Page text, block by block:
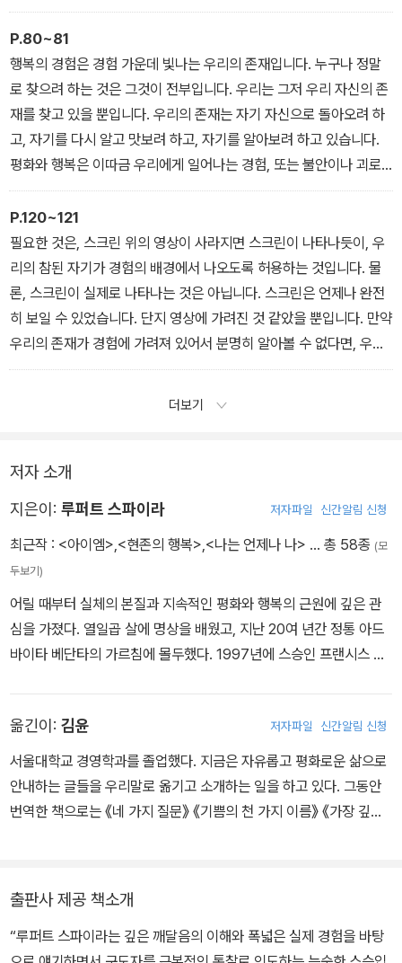
동입니다. 이 앎은 어떤 특별한 사람들에게만 다가갈 특권이 주어지
는 영적이거나 형이상학적이거나 깨달은 앎이 아닙니다. 그것은 평범
하고 친밀하고 익숙한 앎이며, 우리는 이 앎으로 현재 경험을 인식합
니다. 우리가 ‘나’ 또는 ‘나 자신’이라고 말할 때 가리키는 것은 바로
이것입니다.
P.80~81
행복의 경험은 경험 가운데 빛나는 우리의 존재입니다. 누구나 정말
로 찾으려 하는 것은 그것이 전부입니다. 우리는 그저 우리 자신의 존
재를 찾고 있을 뿐입니다. 우리의 존재는 자기 자신으로 돌아오려 하
고, 자기를 다시 알고 맛보려 하고, 자기를 알아보려 하고 있습니다.
평화와 행복은 이따금 우리에게 일어나는 경험, 또는 불안이나 괴로
움과 번갈아 나타나는 경험이 아닙니다. 평화와 행복은 경험의 내용
에 가려질 수는 있지만, 한순간도 사라진 적이 없습니다. 평화와 행복
은 우리 참된 자기의 성질인 것도 아닙니다. 평화와 행복이 바로 우리
자신입니다. 평화와 행복을 경험할 때마다 우리는 우리의 존재가 빛
나는 것을 경험합니다.
P.120~121
필요한 것은, 스크린 위의 영상이 사라지면 스크린이 나타나듯이, 우
리의 참된 자기가 경험의 배경에서 나오도록 허용하는 것입니다. 물
론, 스크린이 실제로 나타나는 것은 아닙니다. 스크린은 언제나 완전
히 보일 수 있었습니다. 단지 영상에 가려진 것 같았을 뿐입니다. 만약
우리의 존재가 경험에 가려져 있어서 분명히 알아볼 수 없다면, 우리
가 할 일은 경험의 내용에 기울이는 관심의 초점을 이완하여 우리의
더보기
저자 소개
지은이: 루퍼트 스파이라 저자파일 신간알림 신청
최근작 : <아이엠>,<현존의 행복>,<나는 언제나 나> … 총 58종 (모
두보기)
어릴 때부터 실체의 본질과 지속적인 평화와 행복의 근원에 깊은 관
심을 가졌다. 열일곱 살에 명상을 배웠고, 지난 20여 년간 정통 아드
바이타 베단타의 가르침에 몰두했다. 1997년에 스승인 프랜시스 루
루퍼트에게 전수해주었고, 무엇보다도 자신 안에서 지속적인 평화와
행복의 근원을 인식하는 방법을 알려주었다. 루퍼트는 현재 영국에
거주하며 여러 권의 책을 저술했고, 유럽과 미국은 물론 온라인에서
도 정기적인 명상 모임과 수련회를 개최하고 있다.
옮긴이: 김윤 저자파일 신간알림 신청
서울대학교 경영학과를 졸업했다. 지금은 자유롭고 평화로운 삶으로
안내하는 글들을 우리말로 옮기고 소개하는 일을 하고 있다. 그동안
번역한 책으로는 《네 가지 질문》 《기쁨의 천 가지 이름》 《가장 깊은
출판사 제공 책소개
“루퍼트 스파이라는 깊은 깨달음의 이해와 폭넓은 실제 경험을 바탕